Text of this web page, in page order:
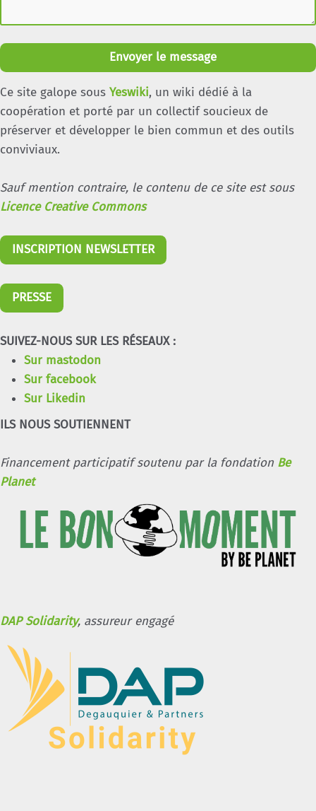
Envoyer le message
Ce site galope sous Yeswiki, un wiki dédié à la
coopération et porté par un collectif soucieux de
préserver et développer le bien commun et des outils
conviviaux.
Sauf mention contraire, le contenu de ce site est sous
Licence Creative Commons
INSCRIPTION NEWSLETTER
PRESSE
SUIVEZ-NOUS SUR LES RÉSEAUX :
Sur mastodon
Sur facebook
Sur Likedin
ILS NOUS SOUTIENNENT
Financement participatif soutenu par la fondation Be
Planet
DAP Solidarity, assureur engagé